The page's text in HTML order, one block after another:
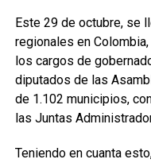
Este 29 de octubre, se
regionales en
los cargos de
diputados de las
de 1.102 municipios,
las Juntas
Teniendo en cuanta